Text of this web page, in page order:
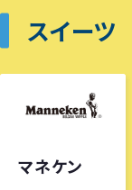
スイーツ
マネケン